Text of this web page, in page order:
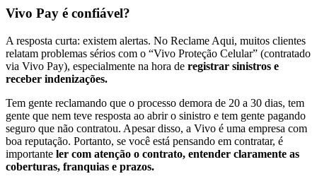
Vivo Pay é confiável?
A resposta curta: existem alertas. No Reclame Aqui, muitos clientes
relatam problemas sérios com o “Vivo Proteção Celular” (contratado
via Vivo Pay), especialmente na hora de registrar sinistros e
receber indenizações.
Tem gente reclamando que o processo demora de 20 a 30 dias, tem
gente que nem teve resposta ao abrir o sinistro e tem gente pagando
seguro que não contratou. Apesar disso, a Vivo é uma empresa com
boa reputação. Portanto, se você está pensando em contratar, é
importante ler com atenção o contrato, entender claramente as
coberturas, franquias e prazos.